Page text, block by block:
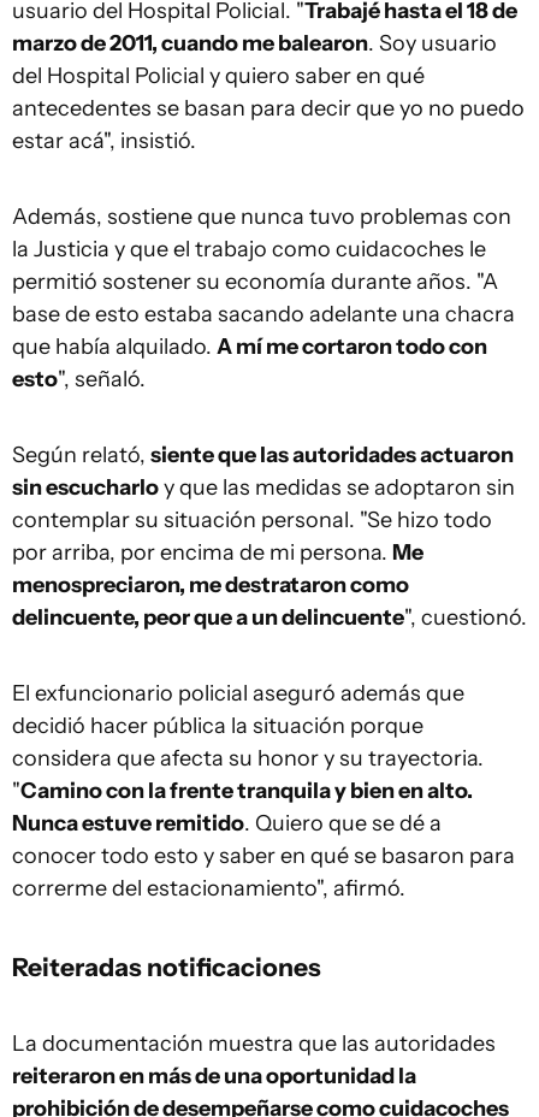
usuario del Hospital Policial. "Trabajé hasta el 18 de
marzo de 2011, cuando me balearon. Soy usuario
del Hospital Policial y quiero saber en qué
antecedentes se basan para decir que yo no puedo
estar acá", insistió.
Además, sostiene que nunca tuvo problemas con
la Justicia y que el trabajo como cuidacoches le
permitió sostener su economía durante años. "A
base de esto estaba sacando adelante una chacra
que había alquilado. A mí me cortaron todo con
esto", señaló.
Según relató, siente que las autoridades actuaron
sin escucharloy que las medidas se adoptaron sin
contemplar su situación personal. "Se hizo todo
por arriba, por encima de mi persona. Me
menospreciaron, me destrataron como
delincuente, peor que a un delincuente", cuestionó.
El exfuncionario policial aseguró además que
decidió hacer pública la situación porque
considera que afecta su honor y su trayectoria.
"Camino con la frente tranquila y bien en alto.
Nunca estuve remitido. Quiero que se dé a
conocer todo esto y saber en qué se basaron para
correrme del estacionamiento", afirmó.
Reiteradas notificaciones
La documentación muestra que las autoridades
reiteraron en más de una oportunidad la
prohibición de desempeñarse como cuidacoches